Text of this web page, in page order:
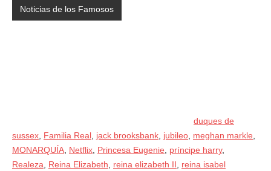
Noticias de los Famosos
duques de
sussex Familia Real jack brooksbank jubileo meghan markle
MONARQUÍA Netflix Princesa Eugenie príncipe harry,
Realeza
Reina Elizabeth reina elizabeth II reina isabel